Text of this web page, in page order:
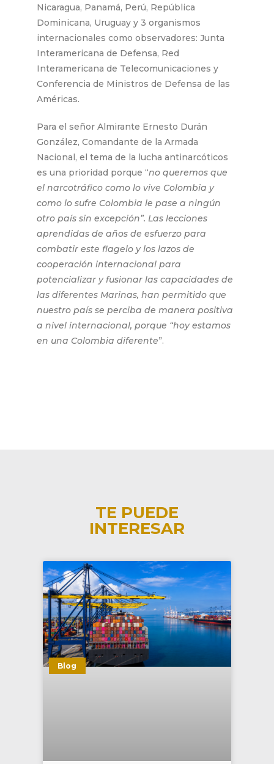
Nicaragua, Panamá, Perú, República
Dominicana, Uruguay y 3 organismos
internacionales como observadores: Junta
Interamericana de Defensa, Red
Interamericana de Telecomunicaciones y
Conferencia de Ministros de Defensa de las
Américas.
Para el señor Almirante Ernesto Durán
González, Comandante de la Armada
Nacional, el tema de la lucha antinarcóticos
es una prioridad porque “no queremos que
el narcotráfico como lo vive Colombia y
como lo sufre Colombia le pase a ningún
otro país sin excepción”. Las lecciones
aprendidas de años de esfuerzo para
combatir este flagelo y los lazos de
cooperación internacional para
potencializar y fusionar las capacidades de
las diferentes Marinas, han permitido que
nuestro país se perciba de manera positiva
a nivel internacional, porque “hoy estamos
en una Colombia diferente”.
TE PUEDE
INTERESAR
Blog